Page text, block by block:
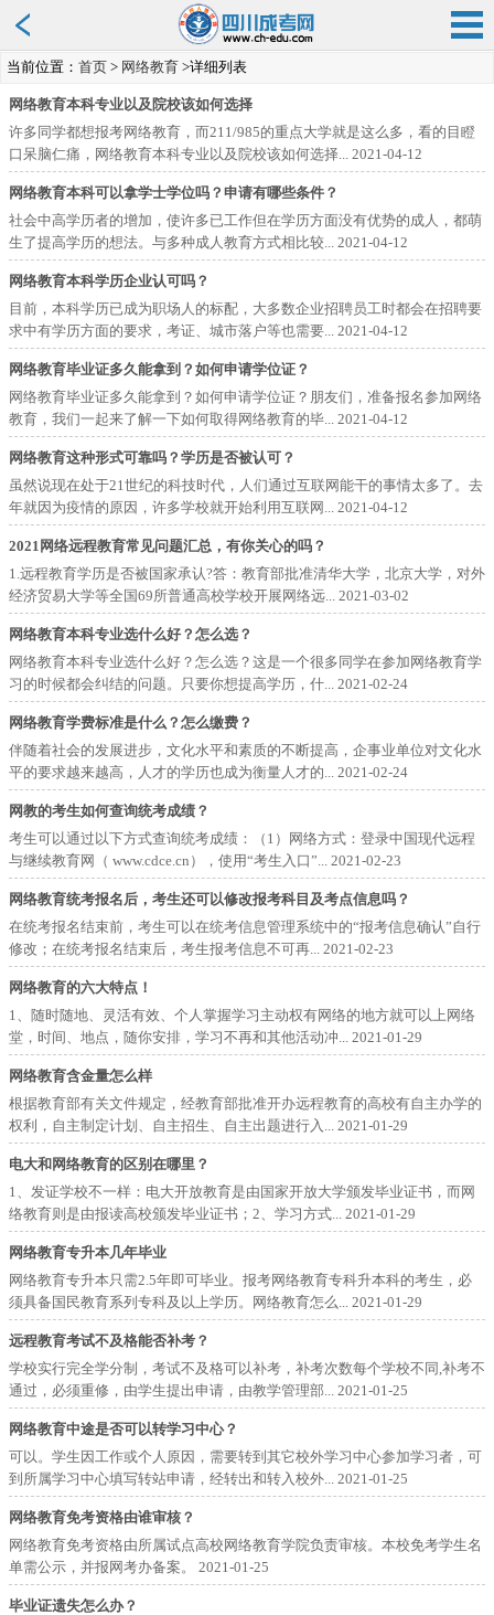
当前位置： 首页 > 网络教育 >详细列表
网络教育本科专业以及院校该如何选择
许多同学都想报考网络教育，而211/985的重点大学就是这么多，看的目瞪
口呆脑仁痛，网络教育本科专业以及院校该如何选择... 2021-04-12
网络教育本科可以拿学士学位吗？申请有哪些条件？
社会中高学历者的增加，使许多已工作但在学历方面没有优势的成人，都萌
生了提高学历的想法。与多种成人教育方式相比较... 2021-04-12
网络教育本科学历企业认可吗？
目前，本科学历已成为职场人的标配，大多数企业招聘员工时都会在招聘要
求中有学历方面的要求，考证、城市落户等也需要... 2021-04-12
网络教育毕业证多久能拿到？如何申请学位证？
网络教育毕业证多久能拿到？如何申请学位证？朋友们，准备报名参加网络
教育，我们一起来了解一下如何取得网络教育的毕... 2021-04-12
网络教育这种形式可靠吗？学历是否被认可？
虽然说现在处于21世纪的科技时代，人们通过互联网能干的事情太多了。去
年就因为疫情的原因，许多学校就开始利用互联网... 2021-04-12
2021网络远程教育常见问题汇总，有你关心的吗？
1.远程教育学历是否被国家承认?答：教育部批准清华大学，北京大学，对外
经济贸易大学等全国69所普通高校学校开展网络远... 2021-03-02
网络教育本科专业选什么好？怎么选？
网络教育本科专业选什么好？怎么选？这是一个很多同学在参加网络教育学
习的时候都会纠结的问题。只要你想提高学历，什... 2021-02-24
网络教育学费标准是什么？怎么缴费？
伴随着社会的发展进步，文化水平和素质的不断提高，企事业单位对文化水
平的要求越来越高，人才的学历也成为衡量人才的... 2021-02-24
网教的考生如何查询统考成绩？
考生可以通过以下方式查询统考成绩：（1）网络方式：登录中国现代远程
与继续教育网（ www.cdce.cn），使用“考生入口”... 2021-02-23
网络教育统考报名后，考生还可以修改报考科目及考点信息吗？
在统考报名结束前，考生可以在统考信息管理系统中的“报考信息确认”自行
修改；在统考报名结束后，考生报考信息不可再... 2021-02-23
网络教育的六大特点！
1、随时随地、灵活有效、个人掌握学习主动权有网络的地方就可以上网络
堂，时间、地点，随你安排，学习不再和其他活动冲... 2021-01-29
网络教育含金量怎么样
根据教育部有关文件规定，经教育部批准开办远程教育的高校有自主办学的
权利，自主制定计划、自主招生、自主出题进行入... 2021-01-29
电大和网络教育的区别在哪里？
1、发证学校不一样：电大开放教育是由国家开放大学颁发毕业证书，而网
络教育则是由报读高校颁发毕业证书；2、学习方式... 2021-01-29
网络教育专升本几年毕业
网络教育专升本只需2.5年即可毕业。报考网络教育专科升本科的考生，必
须具备国民教育系列专科及以上学历。网络教育怎么... 2021-01-29
远程教育考试不及格能否补考？
学校实行完全学分制，考试不及格可以补考，补考次数每个学校不同,补考不
通过，必须重修，由学生提出申请，由教学管理部... 2021-01-25
网络教育中途是否可以转学习中心？
可以。学生因工作或个人原因，需要转到其它校外学习中心参加学习者，可
到所属学习中心填写转站申请，经转出和转入校外... 2021-01-25
网络教育免考资格由谁审核？
网络教育免考资格由所属试点高校网络教育学院负责审核。本校免考学生名
单需公示，并报网考办备案。 2021-01-25
毕业证遗失怎么办？